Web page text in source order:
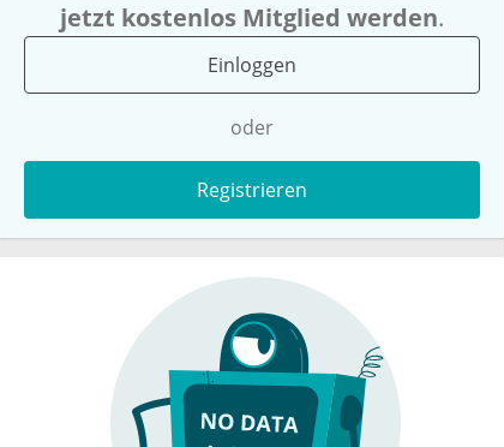
jetzt kostenlos Mitglied werden.
Einloggen
oder
Registrieren